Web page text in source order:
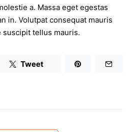
a. Massa eget egestas
in. Volutpat consequat mauris
suscipit tellus mauris.
Tweet